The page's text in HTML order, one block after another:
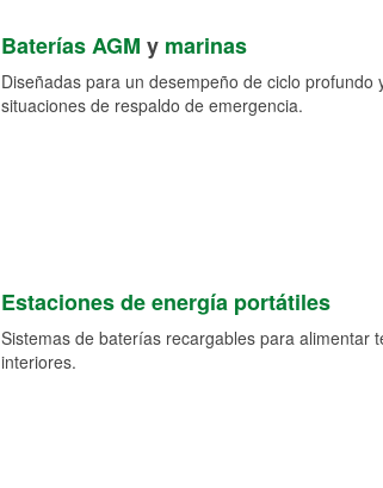
Baterías AGM y marinas
Diseñadas para un desempeño de ciclo
situaciones de respaldo de emergencia.
Estaciones de energía portátiles
Sistemas de baterías recargables para alimentar
interiores.